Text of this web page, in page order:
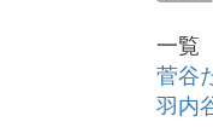
一覧
菅谷
羽内